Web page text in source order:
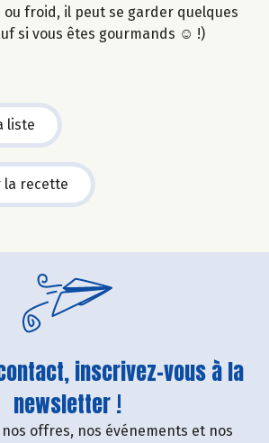
ou froid, il peut se garder quelques
si vous êtes gourmands ☺ !)
liste
la recette
inscrivez-vous à la
newsletter !
offres, nos événements et nos